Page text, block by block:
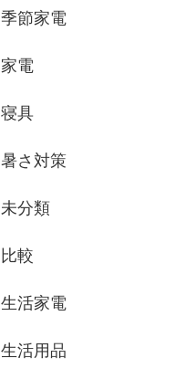
季節家電
家電
寝具
暑さ対策
未分類
比較
生活家電
生活用品